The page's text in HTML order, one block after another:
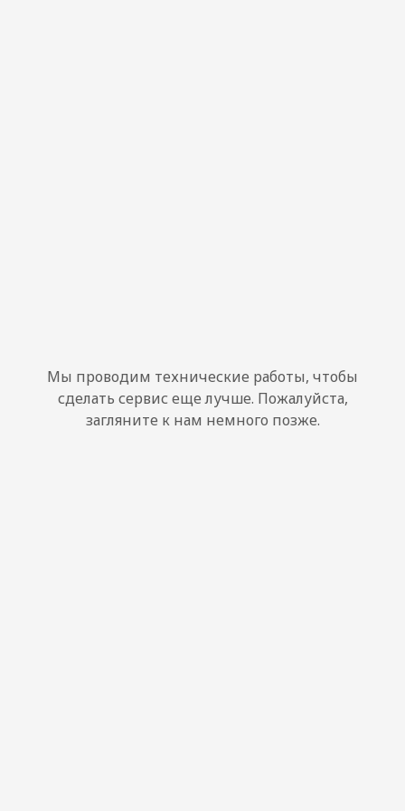
Мы проводим технические работы, чтобы
сделать сервис еще лучше. Пожалуйста,
загляните к нам немного позже.